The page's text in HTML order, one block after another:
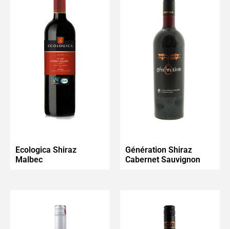
Ecologica Shiraz
Malbec
Génération Shiraz
Cabernet Sauvignon